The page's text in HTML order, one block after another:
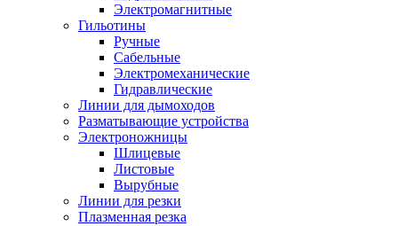
Электромагнитные
Гильотины
Ручные
Сабельные
Электромеханические
Гидравлические
Линии для дымоходов
Разматывающие устройства
Электроножницы
Шлицевые
Листовые
Вырубные
Линии для резки
Плазменная резка